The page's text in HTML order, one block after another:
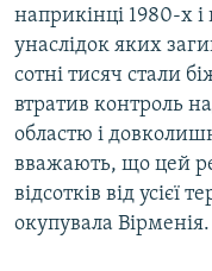
наприкінці 1980-х і
унаслідок яких
сотні тисяч стали
втратив контроль
областю і
вважають, що цей
відсотків від усієї
окупувала Вірменія.